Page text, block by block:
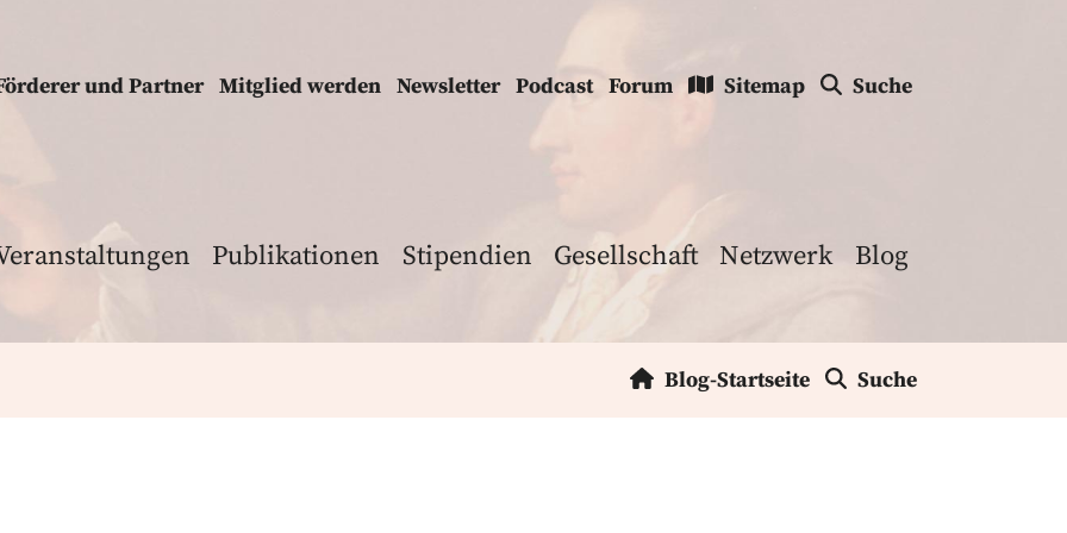
und Partner Mitglied werden Newsletter Podcast Forum Sitemap Suche
Publikationen Stipendien Gesellschaft Netzwerk Blog
Blog-Startseite Suche